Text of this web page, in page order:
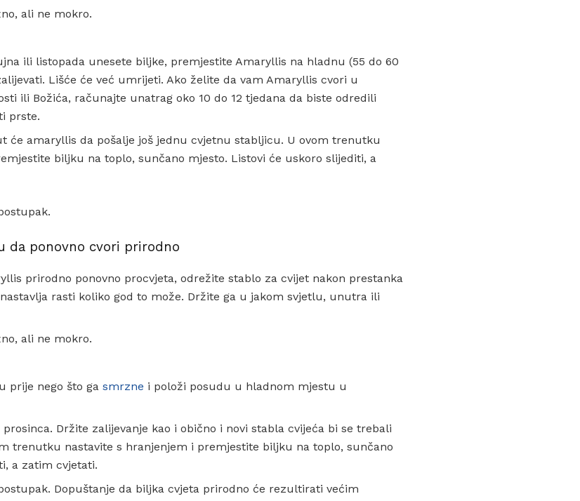
ali ne mokro.
ili listopada unesete biljke, premjestite Amaryllis na hladnu (55 do 60
Lišće će već umrijeti. Ako želite da vam Amaryllis cvori u
ili Božića, računajte unatrag oko 10 do 12 tjedana da biste odredili
prste.
će amaryllis da pošalje još jednu cvjetnu stabljicu. U ovom trenutku
biljku na toplo, sunčano mjesto. Listovi će uskoro slijediti, a
da ponovno cvori prirodno
prirodno ponovno procvjeta, odrežite stablo za cvijet nakon prestanka
rasti koliko god to može. Držite ga u jakom svjetlu, unutra ili
ali ne mokro.
prije nego što ga smrzne i položi posudu u hladnom mjestu u
Držite zalijevanje kao i obično i novi stabla cvijeća bi se trebali
trenutku nastavite s hranjenjem i premjestite biljku na toplo, sunčano
a zatim cvjetati.
Dopuštanje da biljka cvjeta prirodno će rezultirati većim